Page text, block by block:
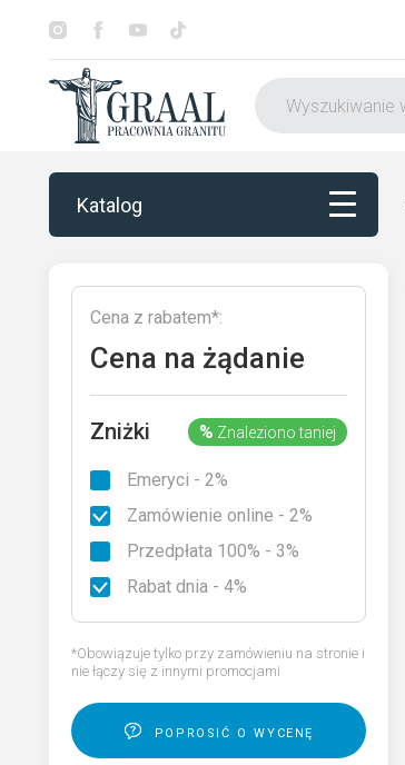
Katalog
Katalog
Otoczenie nagrobka
Rodzaje granitu
Cena z rabatem*:
Cena na żądanie
Zniżki % Znaleziono taniej
Emeryci - 2%
Zamówienie online - 2%
Przedpłata 100% - 3%
Rabat dnia - 4%
*Obowiązuje tylko przy zamówieniu na stronie i
nie łączy się z innymi promocjami
poprosić o wycenę